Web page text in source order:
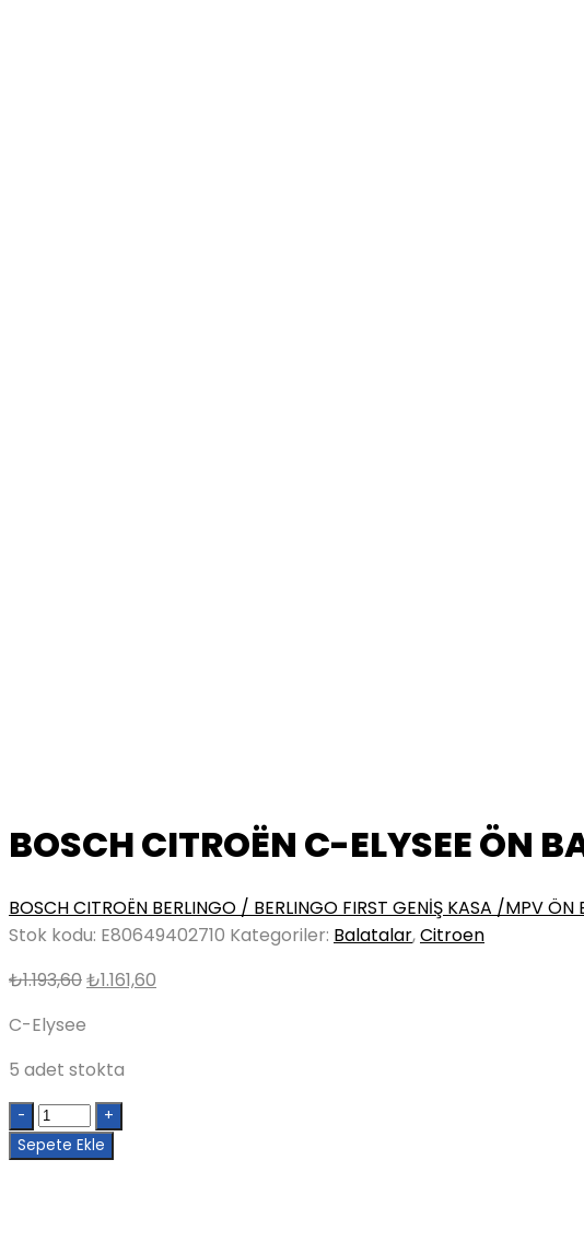
BOSCH CITROËN C-ELYSEE ÖN
BOSCH CITROËN BERLINGO / BERLINGO FIRST GENİŞ KASA /MPV ÖN
Stok kodu: E80649402710 Kategoriler: Balatalar,Citroen
₺1.193,60Orijinal
₺1.161,60
C-Elysee
5 adet stokta
Quantity
Sepete Ekle